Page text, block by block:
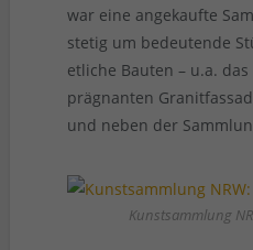
war eine angekaufte
stetig um bedeutende
etliche Bauten – u.a.
prägnanten
und neben der
Kunstsammlung